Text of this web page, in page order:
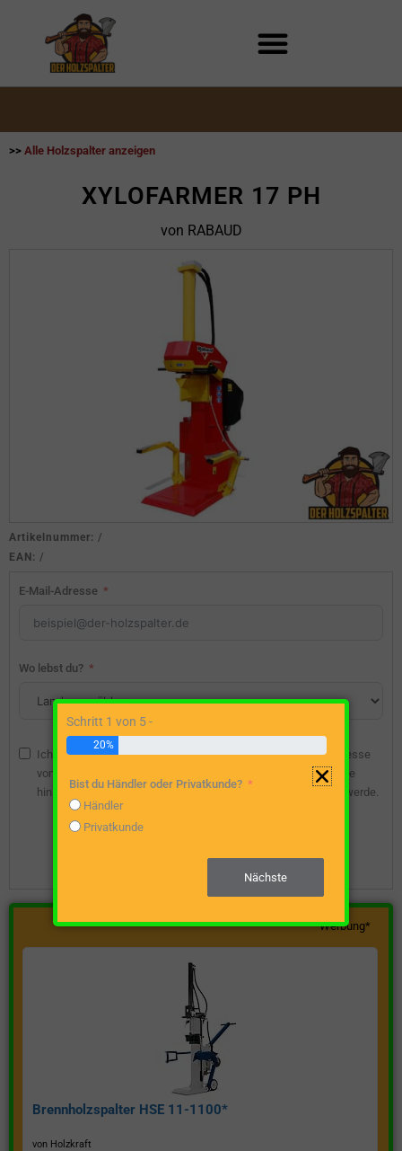
>> Alle Holzspalter anzeigen
XYLOFARMER 17 PH
von RABAUD
Artikelnummer: /
EAN: /
E-Mail-Adresse
Wo lebst du?
Ich bin damit einverstanden, dass die angegebene E-Mail-Adresse
vom Webseitenbetreiber gespeichert wird, damit ich über diese
hinsichtlich eines unverbindlichen Preisangebots kontaktiert werde.
Werbung*
Brennholzspalter HSE 11-1100*
von Holzkraft
Schritt 1 von 5 -
20%
Bist du Händler oder Privatkunde?
Händler
Privatkunde
Nächste